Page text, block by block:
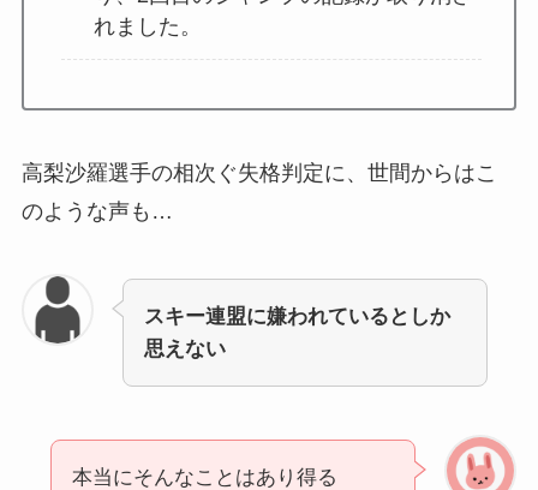
れました。
高梨沙羅選手の相次ぐ失格判定に、世間からはこ
のような声も…
スキー連盟に嫌われているとしか
思えない
本当にそんなことはあり得る